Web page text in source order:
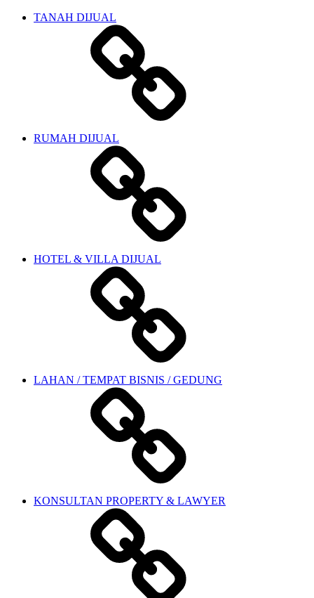
TANAH DIJUAL
RUMAH DIJUAL
HOTEL & VILLA DIJUAL
LAHAN / TEMPAT BISNIS / GEDUNG
KONSULTAN PROPERTY & LAWYER